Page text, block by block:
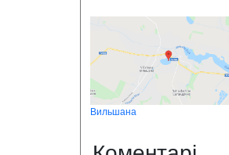
Вильшана